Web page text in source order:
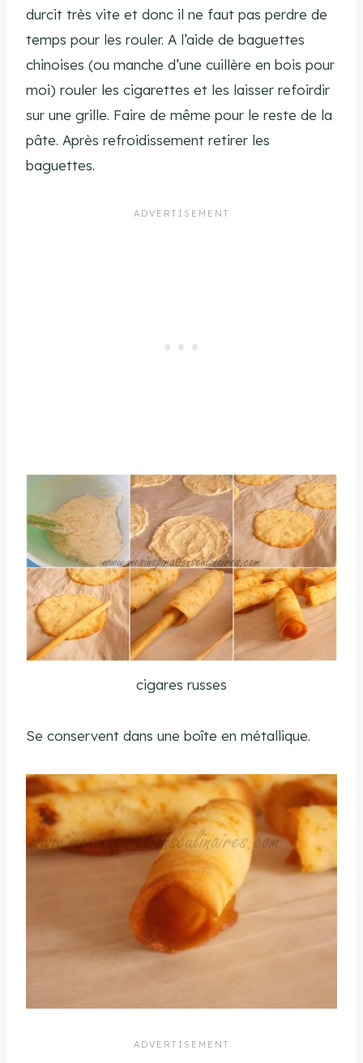
durcit très vite et donc il ne faut pas perdre de
temps pour les rouler. A l’aide de baguettes
chinoises (ou manche d’une cuillère en bois pour
moi) rouler les cigarettes et les laisser refoirdir
sur une grille. Faire de même pour le reste de la
pâte. Après refroidissement retirer les
baguettes.
cigares russes
Se conservent dans une boîte en métallique.